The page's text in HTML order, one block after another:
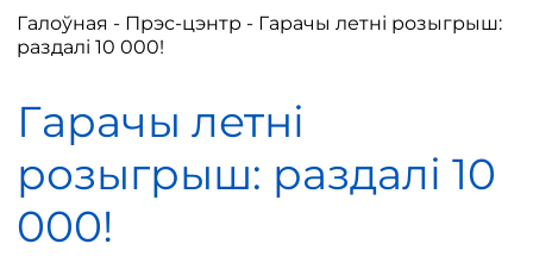
Галоўная - Прэс-цэнтр - Гарачы летні розыгрыш:
раздалі 10 000!
Гарачы летні
розыгрыш: раздалі 10
000!